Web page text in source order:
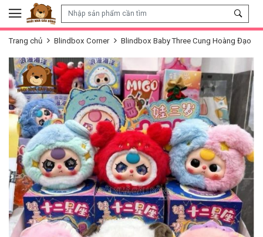
Skip to content
Trang chủ Blindbox Corner Blindbox Baby Three Cung Hoàng Đạo